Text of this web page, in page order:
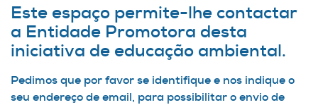
Este espaço permite-lhe contactar
a Entidade Promotora desta
iniciativa de educação ambiental.
Pedimos que por favor se identifique e nos indique o
seu endereço de email, para possibilitar o envio de